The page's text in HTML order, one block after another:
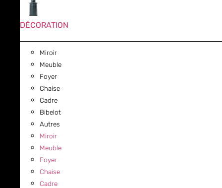
DÉCORATION
Miroir
Meuble
Foyer
Chaise
Cadre
Bibelot
Autres
Miroir
Meuble
Foyer
Chaise
Cadre